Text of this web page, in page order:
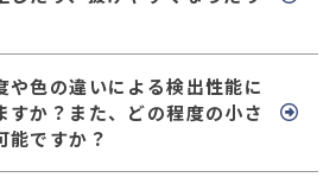
や色の違いによる検出性能に
すか？また、どの程度の小さ
能ですか？